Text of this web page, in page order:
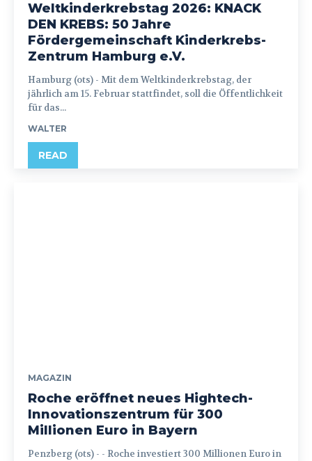
Weltkinderkrebstag 2026: KNACK
DEN KREBS: 50 Jahre
Fördergemeinschaft Kinderkrebs-
Zentrum Hamburg e.V.
Hamburg (ots) - Mit dem Weltkinderkrebstag, der
jährlich am 15. Februar stattfindet, soll die Öffentlichkeit
für das...
WALTER
READ
MAGAZIN
Roche eröffnet neues Hightech-
Innovationszentrum für 300
Millionen Euro in Bayern
Penzberg (ots) - - Roche investiert 300 Millionen Euro in